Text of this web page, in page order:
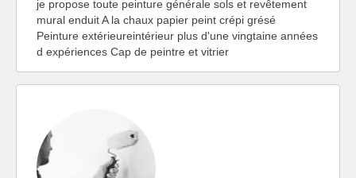
je propose toute peinture générale sols et revêtement
mural enduit A la chaux papier peint crépi grésé
Peinture extérieureintérieur plus d'une vingtaine années
d expériences Cap de peintre et vitrier